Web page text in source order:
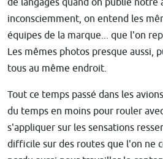
de langages quand on publie notre
inconsciemment, on entend les
équipes de la marque... que l'on
Les mêmes photos presque aussi,
tous au même endroit.
Tout ce temps passé dans les
du temps en moins pour rouler
s'appliquer sur les sensations
difficile sur des routes que l'on ne